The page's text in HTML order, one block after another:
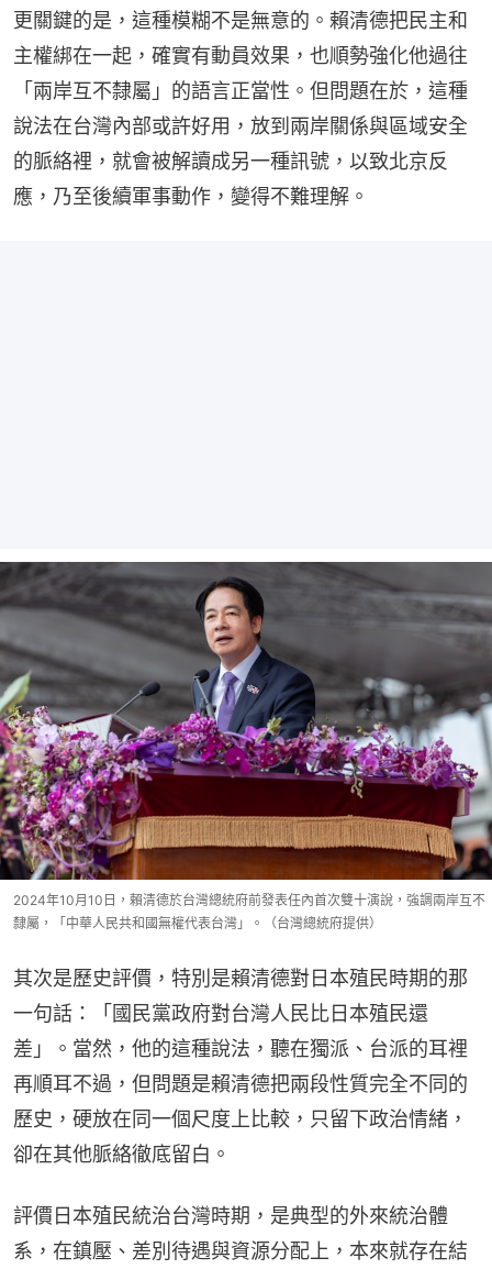
更關鍵的是，這種模糊不是無意的。賴清德把民主和
主權綁在一起，確實有動員效果，也順勢強化他過往
「兩岸互不隸屬」的語言正當性。但問題在於，這種
說法在台灣內部或許好用，放到兩岸關係與區域安全
的脈絡裡，就會被解讀成另一種訊號，以致北京反
應，乃至後續軍事動作，變得不難理解。
2024年10月10日，賴清德於台灣總統府前發表任內首次雙十演說，強調兩岸互不
隸屬，「中華人民共和國無權代表台灣」。（台灣總統府提供）
其次是歷史評價，特別是賴清德對日本殖民時期的那
一句話：「國民黨政府對台灣人民比日本殖民還
差」。當然，他的這種說法，聽在獨派、台派的耳裡
再順耳不過，但問題是賴清德把兩段性質完全不同的
歷史，硬放在同一個尺度上比較，只留下政治情緒，
卻在其他脈絡徹底留白。
評價日本殖民統治台灣時期，是典型的外來統治體
系，在鎮壓、差別待遇與資源分配上，本來就存在結